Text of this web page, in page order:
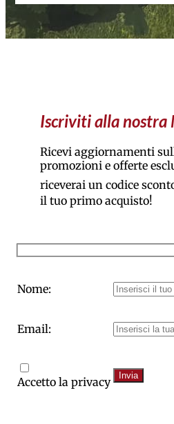
Iscriviti alla nostra
Ricevi aggiornamenti
promozioni e offerte
riceverai un codice
il tuo primo acquisto!
Nome:
Email:
Accetto la privacy Invia